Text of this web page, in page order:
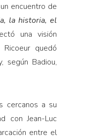
encuentro de
la historia, el
una visión
quedó
según Badiou,
cercanos a su
con Jean-Luc
entre el